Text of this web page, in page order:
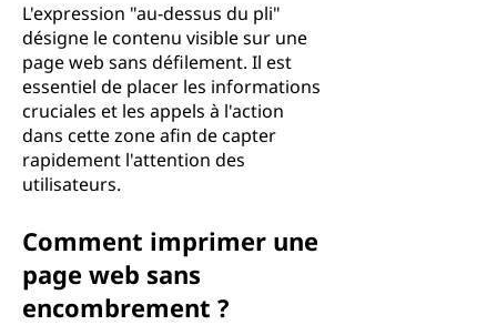
L'expression "au-dessus du pli"
désigne le contenu visible sur une
page web sans défilement. Il est
essentiel de placer les informations
cruciales et les appels à l'action
dans cette zone afin de capter
rapidement l'attention des
utilisateurs.
Comment imprimer une
page web sans
encombrement ?